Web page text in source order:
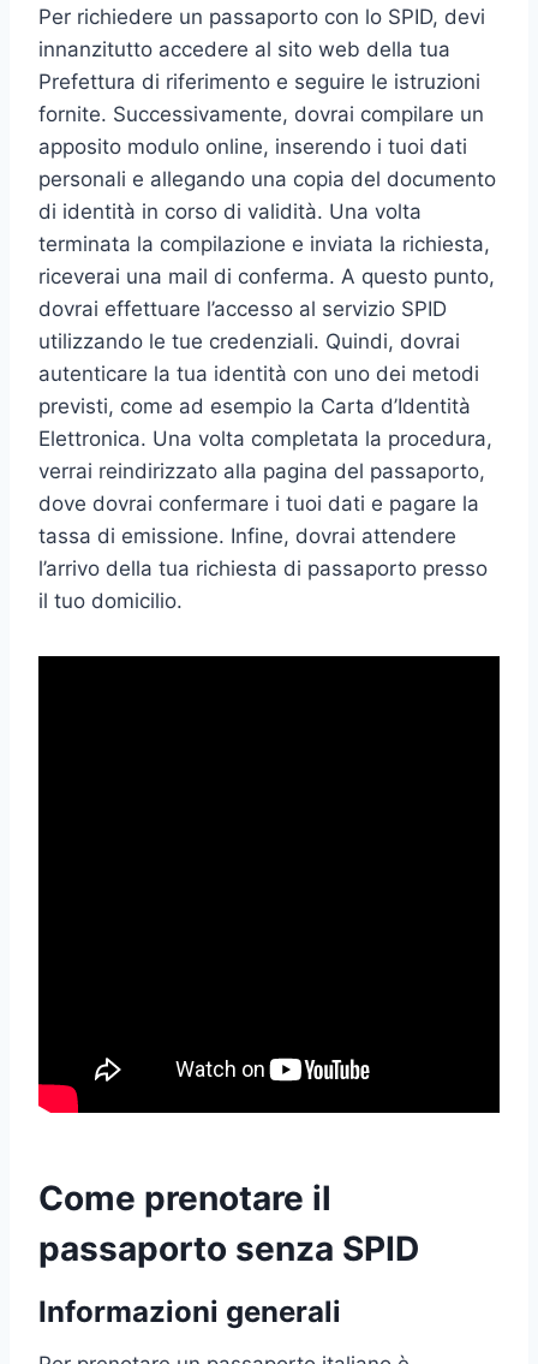
Per richiedere un passaporto con lo SPID, devi
innanzitutto accedere al sito web della tua
Prefettura di riferimento e seguire le istruzioni
fornite. Successivamente, dovrai compilare un
apposito modulo online, inserendo i tuoi dati
personali e allegando una copia del documento
di identità in corso di validità. Una volta
terminata la compilazione e inviata la richiesta,
riceverai una mail di conferma. A questo punto,
dovrai effettuare l’accesso al servizio SPID
utilizzando le tue credenziali. Quindi, dovrai
autenticare la tua identità con uno dei metodi
previsti, come ad esempio la Carta d’Identità
Elettronica. Una volta completata la procedura,
verrai reindirizzato alla pagina del passaporto,
dove dovrai confermare i tuoi dati e pagare la
tassa di emissione. Infine, dovrai attendere
l’arrivo della tua richiesta di passaporto presso
il tuo domicilio.
Come prenotare il
passaporto senza SPID
Informazioni generali